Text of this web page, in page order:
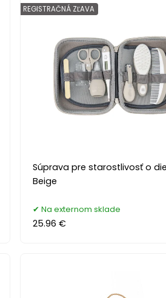
Súprava pre starostlivosť o
Beige
REGISTRAČNÁ ZĽAVA
Na externom sklade
25.96 €